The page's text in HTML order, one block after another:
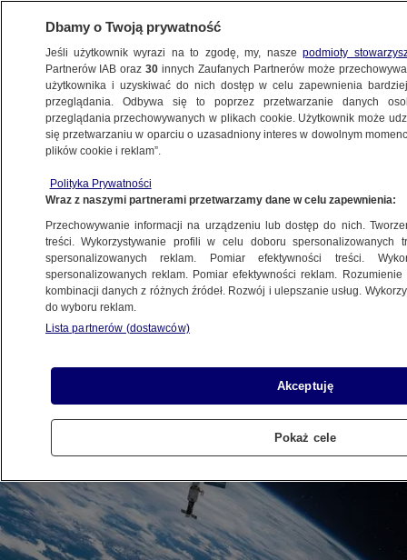
METEO
NAUKA
Kosmicznej. "Ta zdolność będzie ważnym
elementem"
16.10.2024, 20:22
Udostępnij
Dbamy o Twoją prywatność
Jeśli użytkownik wyrazi na to zgodę, my, naszepodmioty
Partnerów IAB oraz30 innych Zaufanych Partnerów może
użytkownika i uzyskiwać do nich dostęp w celu zapewnienia
przeglądania. Odbywa się to poprzez przetwarzanie danych
przeglądania przechowywanych w plikach cookie. Użytkownik może
się przetwarzaniu w oparciu o uzasadniony interes w dowolnym
plików cookie i reklam”.
Polityka Prywatności
Wraz z naszymi partnerami przetwarzamy dane w celu zapewnienia:
Przechowywanie informacji na urządzeniu lub dostęp do nich.
treści. Wykorzystywanie profili w celu doboru spersonalizowanych
spersonalizowanych reklam. Pomiar efektywności treści.
spersonalizowanych reklam. Pomiar efektywności reklam.
kombinacji danych z różnych źródeł. Rozwój i ulepszanie usług.
do wyboru reklam.
Lista partnerów (dostawców)
Akceptuję
Pokaż cele